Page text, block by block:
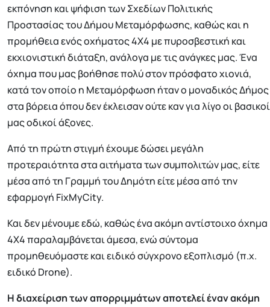
εκπόνηση και ψήφιση των Σχεδίων Πολιτικής
Προστασίας του Δήμου Μεταμόρφωσης, καθώς και η
προμήθεια ενός οχήματος 4Χ4 με πυροσβεστική και
εκχιονιστική διάταξη, ανάλογα με τις ανάγκες μας. Ένα
όχημα που μας βοήθησε πολύ στον πρόσφατο χιονιά,
κατά τον οποίο η Μεταμόρφωση ήταν ο μοναδικός Δήμος
στα βόρεια όπου δεν έκλεισαν ούτε καν για λίγο οι βασικοί
μας οδικοί άξονες.
Από τη πρώτη στιγμή έχουμε δώσει μεγάλη
προτεραιότητα στα αιτήματα των συμπολιτών μας, είτε
μέσα από τη Γραμμή του Δημότη είτε μέσα από την
εφαρμογή FixMyCity.
Και δεν μένουμε εδώ, καθώς ένα ακόμη αντίστοιχο όχημα
4Χ4 παραλαμβάνεται άμεσα, ενώ σύντομα
προμηθευόμαστε και ειδικό σύγχρονο εξοπλισμό (π.χ.
ειδικό Drone).
Η διαχείριση των απορριμμάτων αποτελεί έναν ακόμη